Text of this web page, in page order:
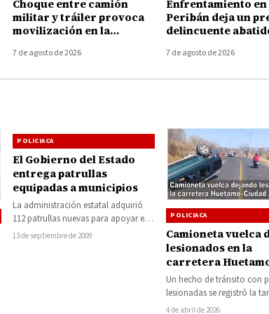
Choque entre camión
militar y tráiler provoca
movilización en la
Taretan
7 de agosto de 2026
Enfrentamiento en
Peribán deja un
delincuente
7 de agosto de 2026
POLICIACA
El Gobierno del Estado
entrega patrullas
equipadas a municipios
La administración estatal adquirió
112 patrullas nuevas para apoyar el
trabajo de los Policías Municipales,
13 de septiembre de 2009
POLICIACA
Camioneta vuelca
lesionados en la
carretera
Ciudad Altamirano
Un hecho de tránsito con
lesionadas se registró la
viernes 3 de abril sobre la…
4 de abril de 2026